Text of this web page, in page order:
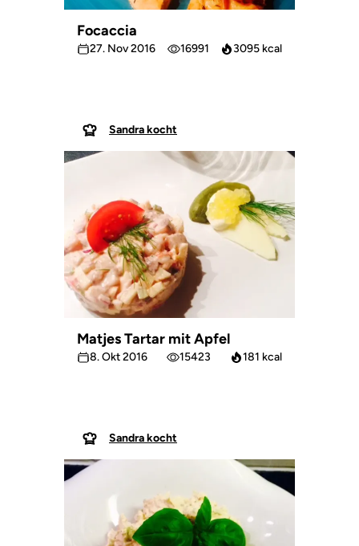
Focaccia
27. Nov 2016 16991 3095 kcal
Sandra kocht
Matjes Tartar mit Apfel
8. Okt 2016 15423 181 kcal
Sandra kocht